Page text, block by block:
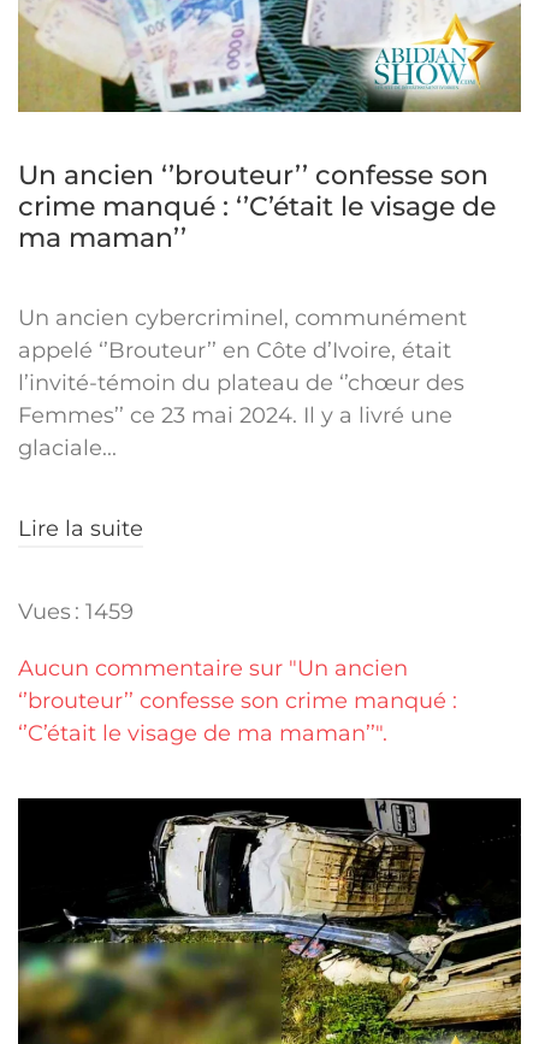
Un ancien ‘’brouteur’’ confesse son
crime manqué : ‘’C’était le visage de
ma maman’’
Un ancien cybercriminel, communément
appelé ‘’Brouteur’’ en Côte d’Ivoire, était
l’invité-témoin du plateau de ‘’chœur des
Femmes’’ ce 23 mai 2024. Il y a livré une
glaciale...
Lire la suite
Vues : 1459
Aucun commentaire sur "Un ancien
‘’brouteur’’ confesse son crime manqué :
‘’C’était le visage de ma maman’’".